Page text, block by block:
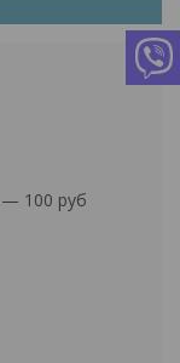
— 100 руб